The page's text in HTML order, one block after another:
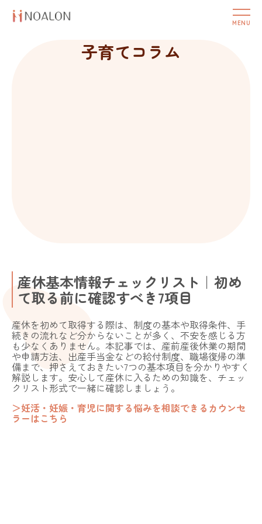
子育てコラム
産休基本情報チェックリスト｜初め
て取る前に確認すべき7項目
産休を初めて取得する際は、制度の基本や取得条件、手
続きの流れなど分からないことが多く、不安を感じる方
も少なくありません。本記事では、産前産後休業の期間
や申請方法、出産手当金などの給付制度、職場復帰の準
備まで、押さえておきたい7つの基本項目を分かりやすく
解説します。安心して産休に入るための知識を、チェッ
クリスト形式で一緒に確認しましょう。
＞妊活・妊娠・育児に関する悩みを相談できるカウンセ
ラーはこちら